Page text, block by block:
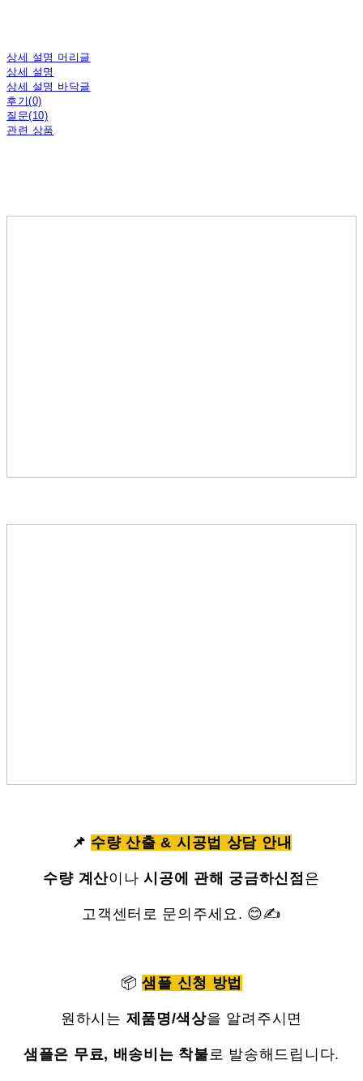
상세 설명 머리글
상세 설명
상세 설명 바닥글
후기(0)
질문(10)
관련 상품
📌 수량 산출 & 시공법 상담 안내
수량 계산이나시공에 관해 궁금하신점 은
고객센터로 문의주세요. 😊✍
📦샘플 신청 방법
원하시는 제품명/색상을 알려주시면
샘플은 무료, 배송비는 착불로 발송해드립니다.